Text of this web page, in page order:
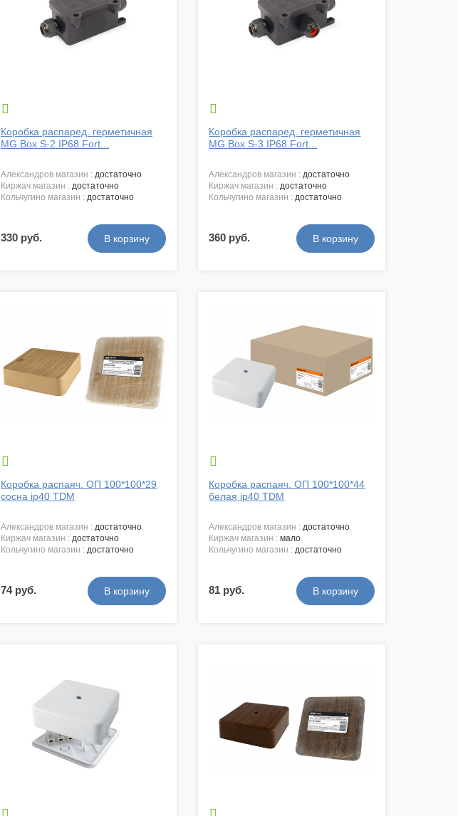

Коробка распаред. герметичная
MG Box S-2 IP68 Fort...
александров магазин : достаточно
киржач магазин : достаточно
кольчугино магазин : достаточно
330 руб.

Коробка распаред. герметичная
MG Box S-3 IP68 Fort...
александров магазин :достаточно
киржач магазин :достаточно
кольчугино магазин :достаточно
360 руб.

Коробка распаяч. ОП 100*100*29
сосна ip40 TDM
александров магазин : достаточно
киржач магазин : достаточно
кольчугино магазин : достаточно
74 руб.

Коробка распаяч. ОП 100*100*44
белая ip40 TDM
александров магазин :достаточно
киржач магазин :мало
кольчугино магазин :достаточно
81 руб.